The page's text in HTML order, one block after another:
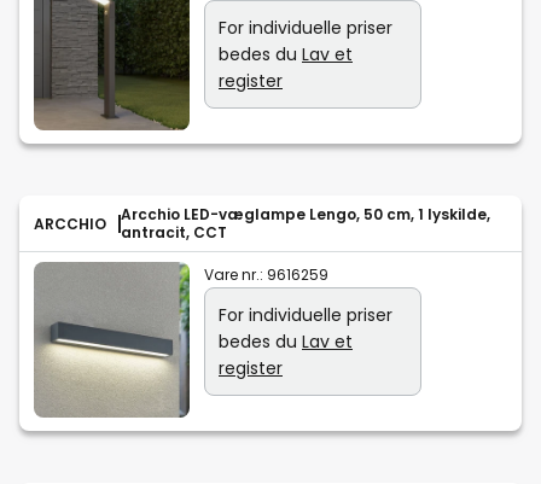
For individuelle priser
bedes du Lav et
register
ARCCHIO
Arcchio LED-væglampe Lengo, 50 cm, 1 lyskilde,
antracit, CCT
Vare nr.: 9616259
For individuelle priser
bedes du Lav et
register